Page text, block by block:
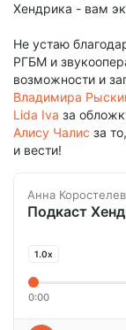
Хендрика - вам
Не устаю
РГБМ и
возможности и
Владимира
Lida Iva за
Алису Чалис за
и вести!
Анна
Подкаст
1.0x
0:00